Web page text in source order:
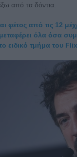
από τα δόντια.
φέτος από τις 12
όλα όσα
ειδικό τμήμα του